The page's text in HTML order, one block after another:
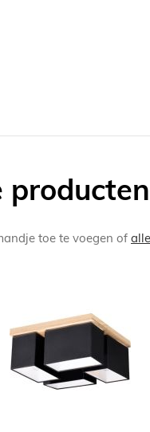
producten
toe te voegen of